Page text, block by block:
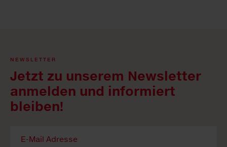
NEWSLETTER
Jetzt zu unserem Newsletter
anmelden und informiert
bleiben!